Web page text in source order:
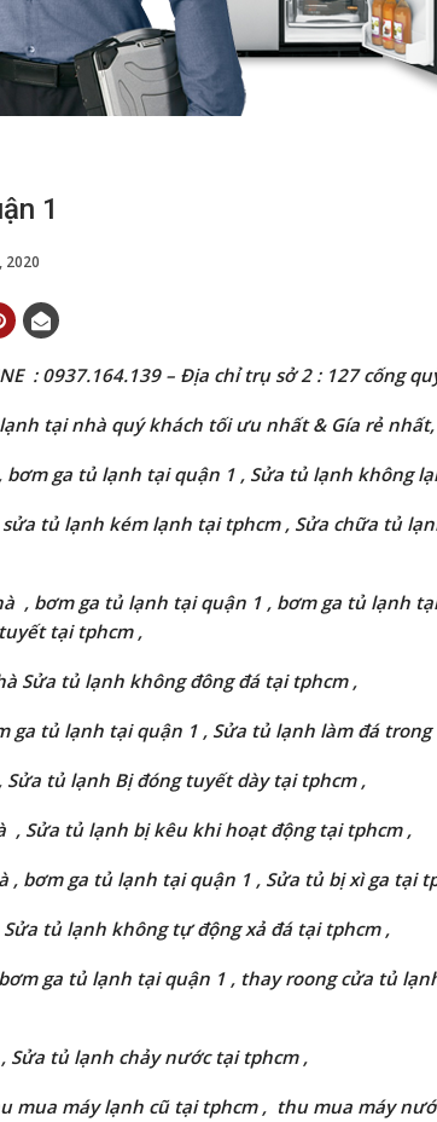
1
2020
: 0937.164.139 – Địa chỉ trụ sở 2 : 127 cống
tại nhà quý khách tối ưu nhất & Gía rẻ
bơm ga tủ lạnh tại quận 1 , Sửa tủ lạnh không
sửa tủ lạnh kém lạnh tại tphcm , Sửa chữa tủ
, bơm ga tủ lạnh tại quận 1 , bơm ga tủ lạnh
tại tphcm ,
Sửa tủ lạnh không đông đá tại tphcm ,
ga tủ lạnh tại quận 1 , Sửa tủ lạnh làm đá
tủ lạnh Bị đóng tuyết dày tại tphcm ,
, Sửa tủ lạnh bị kêu khi hoạt động tại tphcm ,
, bơm ga tủ lạnh tại quận 1 , Sửa tủ bị xì ga tại
tủ lạnh không tự động xả đá tại tphcm ,
ga tủ lạnh tại quận 1 , thay roong cửa tủ
Sửa tủ lạnh chảy nước tại tphcm ,
mua máylạnh cũ tại tphcm , thu mua máy